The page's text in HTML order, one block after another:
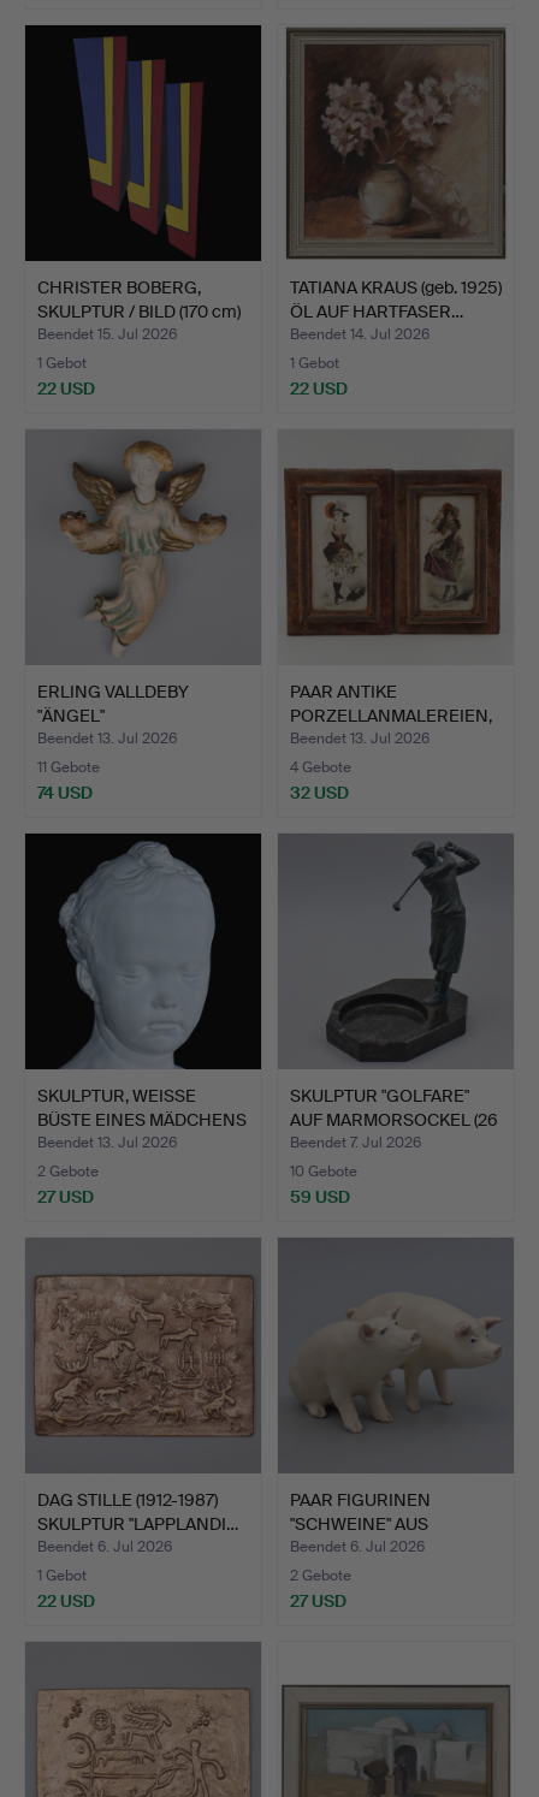
CHRISTER BOBERG,
SKULPTUR / BILD (170 cm)
…
Beendet 15. Jul 2026
1 Gebot
22 USD
TATIANA KRAUS (geb. 1925)
ÖL AUF HARTFASER…
Beendet 14. Jul 2026
1 Gebot
22 USD
ERLING VALLDEBY
"ÄNGEL"
WANDLEUCHTER, BEMA…
Beendet 13. Jul 2026
11 Gebote
74 USD
PAAR ANTIKE
PORZELLANMALEREIEN,
MOTIV VON …
Beendet 13. Jul 2026
4 Gebote
32 USD
SKULPTUR, WEISSE
BÜSTE EINES MÄDCHENS
(34 …
Beendet 13. Jul 2026
2 Gebote
27 USD
SKULPTUR "GOLFARE"
AUF MARMORSOCKEL (26
cm…
Beendet 7. Jul 2026
10 Gebote
59 USD
DAG STILLE (1912-1987)
SKULPTUR "LAPPLANDI…
Beendet 6. Jul 2026
1 Gebot
22 USD
PAAR FIGURINEN
"SCHWEINE" AUS
KERAMIK, SIG…
Beendet 6. Jul 2026
2 Gebote
27 USD